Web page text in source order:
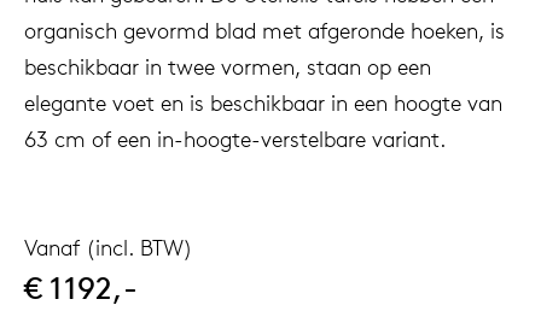
organisch gevormd blad met afgeronde hoeken, is
beschikbaar in twee vormen, staan op een
elegante voet en is beschikbaar in een hoogte van
63 cm of een in-hoogte-verstelbare variant.
Vanaf (incl. BTW)
€ 1192,-